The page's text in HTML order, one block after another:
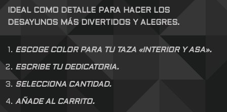
IDEAL COMO DETALLE PARA HACER LOS
DESAYUNOS MÁS DIVERTIDOS Y ALEGRES.
ESCOGE COLOR PARA TU TAZA «INTERIOR Y ASA».
ESCRIBE TU DEDICATORIA.
SELECCIONA CANTIDAD.
AÑADE AL CARRITO.